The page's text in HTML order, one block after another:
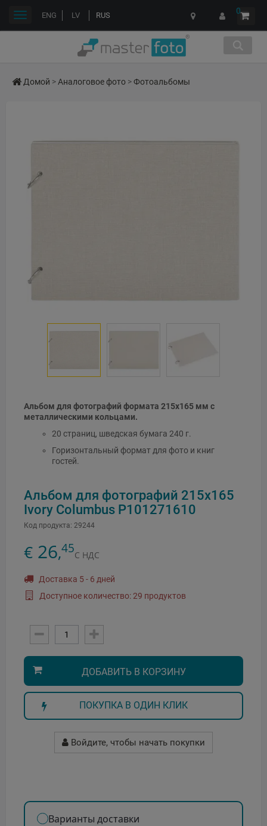
ENG LV RUS 0
Переключить
Домой >Аналоговое фото >Фотоальбомы
Альбом для фотографий формата 215x165 мм с
металлическими кольцами.
20 страниц, шведская бумага 240 г.
Горизонтальный формат для фото и книг
гостей.
Альбом для фотографий 215x165
Ivory Columbus P101271610
Код продукта: 29244
€ 26,45С НДС
Доставка 5 - 6 дней
Доступное количество: 29 продуктов
ДОБАВИТЬ В КОРЗИНУ
ПОКУПКА В ОДИН КЛИК
Войдите, чтобы начать покупки
Варианты доставки